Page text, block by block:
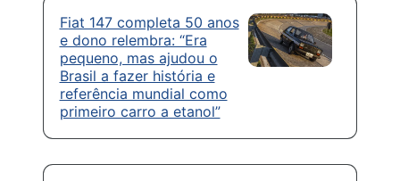
Fiat 147 completa 50 anos
e dono relembra: “Era
pequeno, mas ajudou o
Brasil a fazer história e
referência mundial como
primeiro carro a etanol”